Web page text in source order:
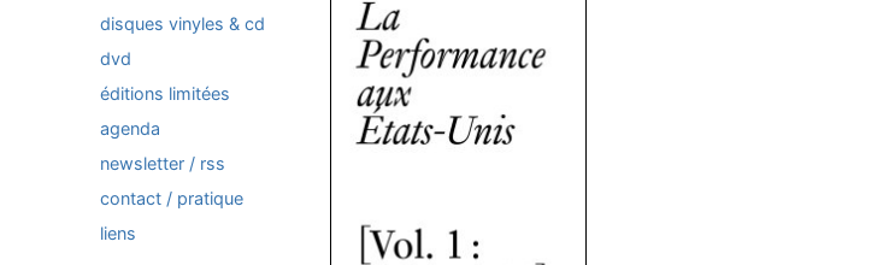
disques vinyles & cd
dvd
éditions limitées
agenda
newsletter / rss
contact / pratique
liens